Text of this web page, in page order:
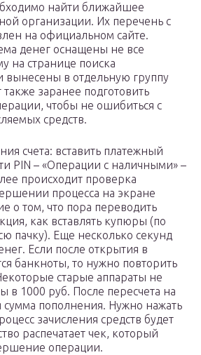
найти ближайшее
организации. Их перечень с
на официальном сайте.
денег оснащены не все
на странице поиска
в отдельную группу
заранее подготовить
чтобы не ошибиться с
средств.
счета: вставить платежный
PIN – «Операции с наличными» –
происходит проверка
процесса на экране
о том, что пора переводить
как вставлять купюры (по
пачку). Еще несколько секунд
Если после открытия в
банкноты, то нужно повторить
старые аппараты не
1000 руб. После пересчета на
сумма пополнения. Нужно нажать
зачисления средств будет
распечатает чек, который
операции.